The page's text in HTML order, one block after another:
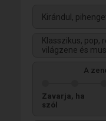
Kirándul,
Klasszikus, pop,
világzene és
A
Zavarja, ha
szól